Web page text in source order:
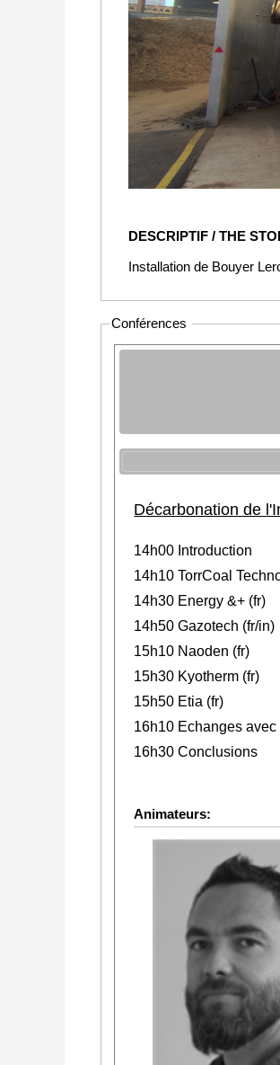
DESCRIPTIF / THE
Installation de Bouyer
Conférences
Décarbonation de
14h00 Introduction
14h10 TorrCoal
14h30 Energy &+ (fr)
14h50 Gazotech (fr/in)
15h10 Naoden (fr)
15h30 Kyotherm (fr)
15h50 Etia (fr)
16h10 Echanges
16h30 Conclusions
Animateurs: